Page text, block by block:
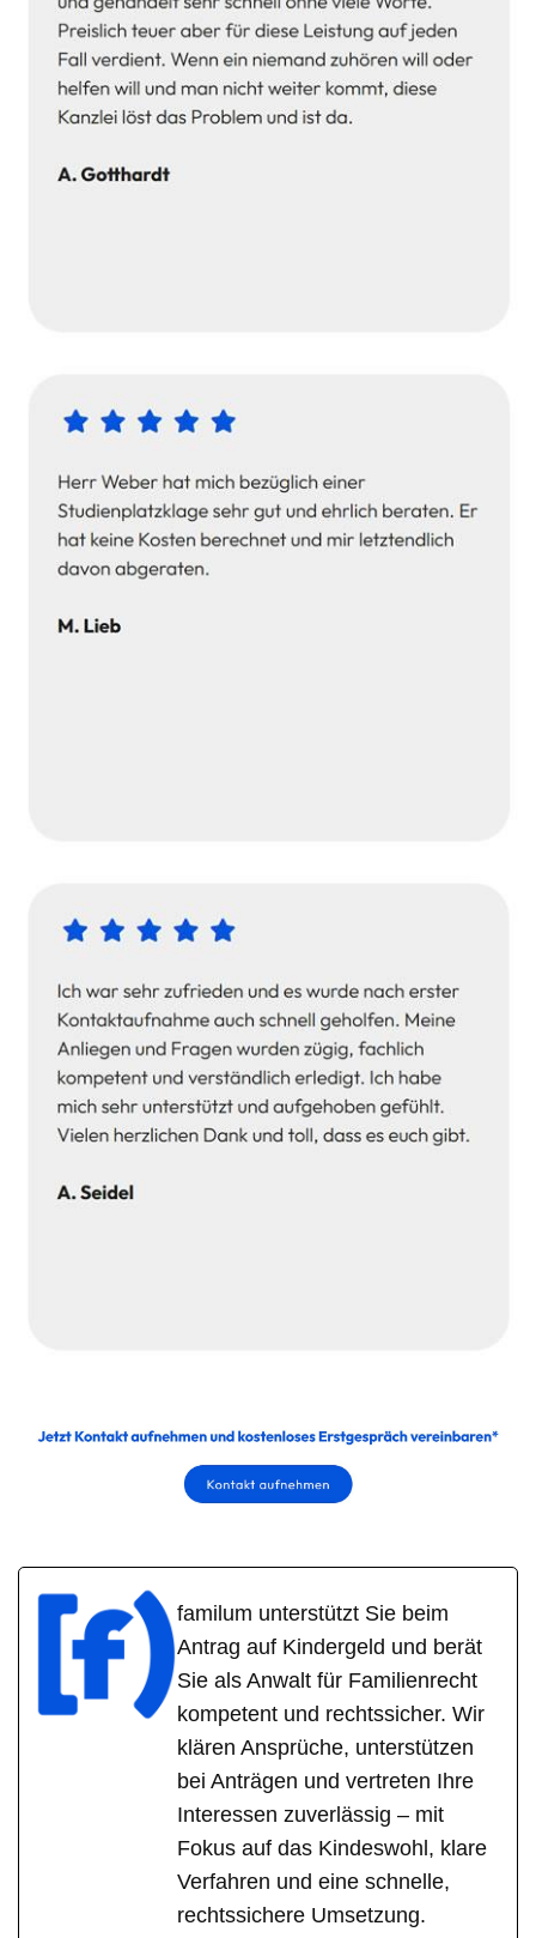
familum unterstützt Sie beim
Antrag auf Kindergeld und berät
Sie als Anwalt für Familienrecht
kompetent und rechtssicher. Wir
klären Ansprüche, unterstützen
bei Anträgen und vertreten Ihre
Interessen zuverlässig – mit
Fokus auf das Kindeswohl, klare
Verfahren und eine schnelle,
rechtssichere Umsetzung.